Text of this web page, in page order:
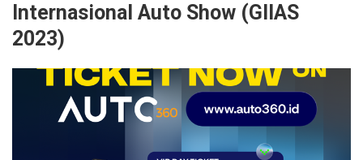
Internasional Auto Show (GIIAS
2023)